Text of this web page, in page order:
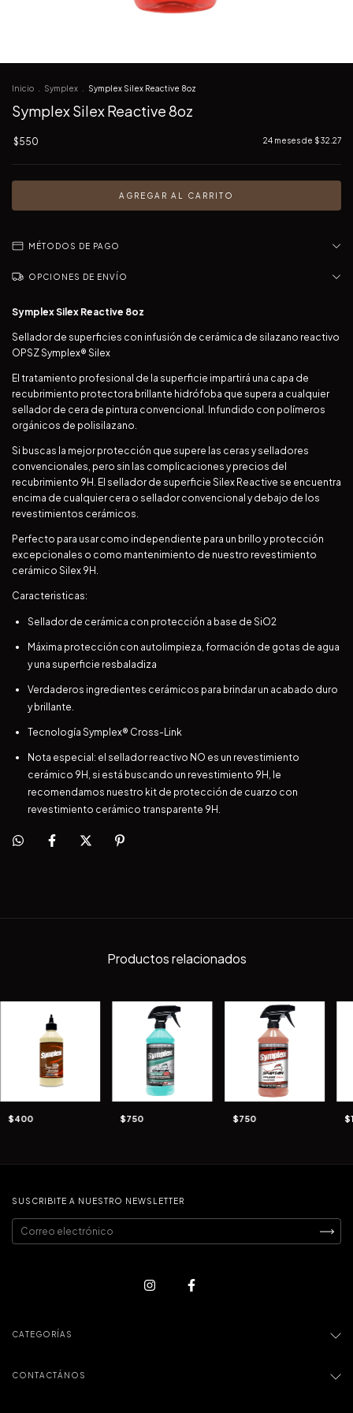
Inicio Symplex Symplex Silex Reactive 8oz
Symplex Silex Reactive 8oz
$550 24 meses de $32.27
MÉTODOS DE PAGO
OPCIONES DE ENVÍO
Symplex Silex Reactive 8oz
Sellador de superficies con infusión de cerámica de silazano reactivo
OPSZ Symplex® Silex
El tratamiento profesional de la superficie impartirá una capa de
recubrimiento protectora brillante hidrófoba que supera a cualquier
sellador de cera de pintura convencional. Infundido con polímeros
orgánicos de polisilazano.
Si buscas la mejor protección que supere las ceras y selladores
convencionales, pero sin las complicaciones y precios del
recubrimiento 9H. El sellador de superficie Silex Reactive se encuentra
encima de cualquier cera o sellador convencional y debajo de los
revestimientos cerámicos.
Perfecto para usar como independiente para un brillo y protección
excepcionales o como mantenimiento de nuestro revestimiento
cerámico Silex 9H.
Caracteristicas:
Sellador de cerámica con protección a base de SiO2
Máxima protección con autolimpieza, formación de gotas de agua
y una superficie resbaladiza
Verdaderos ingredientes cerámicos para brindar un acabado duro
y brillante.
Tecnología Symplex® Cross-Link
Nota especial: el sellador reactivo NO es un revestimiento
cerámico 9H, si está buscando un revestimiento 9H, le
recomendamos nuestro kit de protección de cuarzo con
revestimiento cerámico transparente 9H.
Productos relacionados
$400 $750 $750
SUSCRIBITE A NUESTRO NEWSLETTER
CATEGORÍAS
CONTACTÁNOS